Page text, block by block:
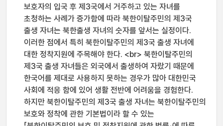
보호자의 입국 후 제3국에서 거주하고 있는 자녀를
초청하는 사례가 증가함에 따라 북한이탈주민의 제3국
출생 자녀는 북한출생 자녀의 숫자를 앞서는 실정이다.
이러한 점에서 특히 북한이탈주민의 제3국 출생 자녀에
대한 정착지원에 주목해야 한다. <br> 북한이탈주민의
제3국 출생 자녀들은 외국에서 출생하여 자랐기 때문에
한국어를 제대로 사용하지 못하는 경우가 많아 대한민국
사회에 적응 함에 있어 생활 전반에 어려움을 경험한다.
하지만 북한이탈주민의 제3국 출생 자녀는 북한이탈주민의
보호와 정착에 관한 기본법이라 할 수 있는